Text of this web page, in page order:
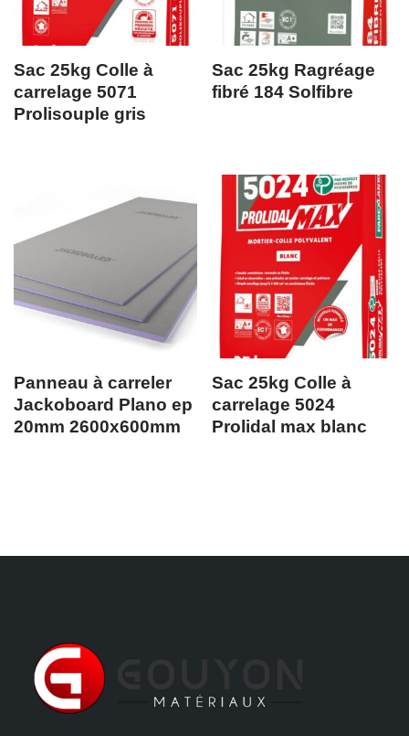
Sac 25kg Colle à
carrelage 5071
Prolisouple gris
Sac 25kg Ragréage
fibré 184 Solfibre
Panneau à carreler
Jackoboard Plano ep
20mm 2600x600mm
Sac 25kg Colle à
carrelage 5024
Prolidal max blanc